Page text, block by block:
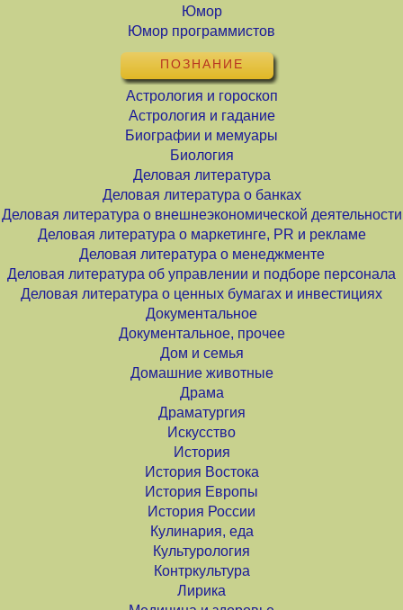
Юмор
Юмор программистов
ПОЗНАНИЕ
Астрология и гороскоп
Астрология и гадание
Биографии и мемуары
Биология
Деловая литература
Деловая литература о банках
Деловая литература о внешнеэкономической деятельности
Деловая литература о маркетинге, PR и рекламе
Деловая литература о менеджменте
Деловая литература об управлении и подборе персонала
Деловая литература о ценных бумагах и инвестициях
Документальное
Документальное, прочее
Дом и семья
Домашние животные
Драма
Драматургия
Искусство
История
История Востока
История Европы
История России
Кулинария, еда
Культурология
Контркультура
Лирика